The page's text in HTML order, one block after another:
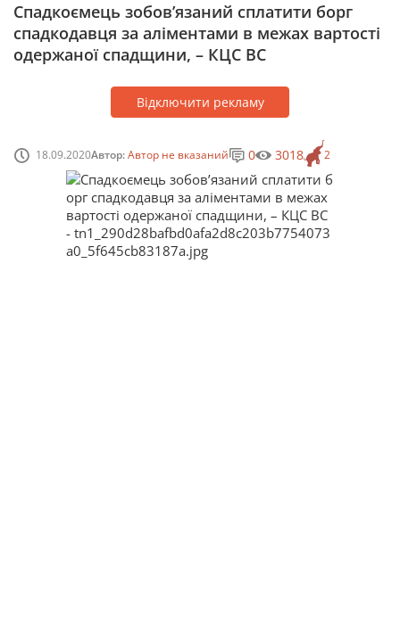
Спадкоємець зобов’язаний сплатити борг
спадкодавця за аліментами в межах вартості
одержаної спадщини, – КЦС ВС
Відключити рекламу
18.09.2020Автор:Автор не вказаний 2
0 3018